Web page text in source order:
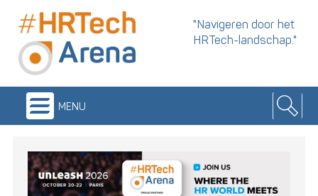
"Navigeren door het
HRTech-landschap."
menu